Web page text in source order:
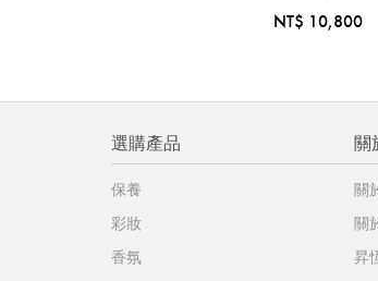
NT$ 10,800
選購產品
保養
彩妝
香氛
關
關
關
昇